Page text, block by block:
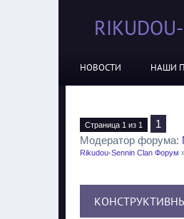
НОВОСТИ НАШИ
Страница 1 из 1
1
Модератор форума:
Rikudou-Sennin Clan Форум